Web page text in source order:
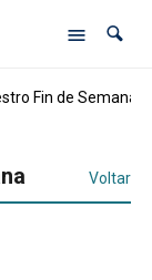
Fin de Semana
Voltar